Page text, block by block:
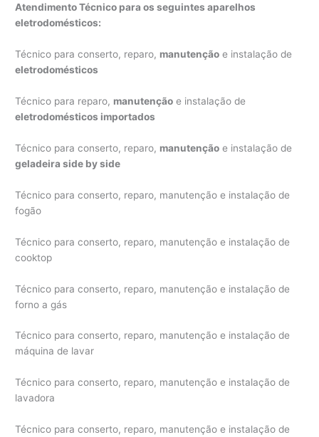
Atendimento Técnico para os seguintes aparelhos
eletrodomésticos:
Técnico para conserto, reparo, manutenção e instalação de
eletrodomésticos
Técnico para reparo, manutenção e instalação de
eletrodomésticos importados
Técnico para conserto, reparo, manutenção e instalação de
geladeira side by side
Técnico para conserto, reparo, manutenção e instalação de
fogão
Técnico para conserto, reparo, manutenção e instalação de
cooktop
Técnico para conserto, reparo, manutenção e instalação de
forno a gás
Técnico para conserto, reparo, manutenção e instalação de
máquina de lavar
Técnico para conserto, reparo, manutenção e instalação de
lavadora
Técnico para conserto, reparo, manutenção e instalação de